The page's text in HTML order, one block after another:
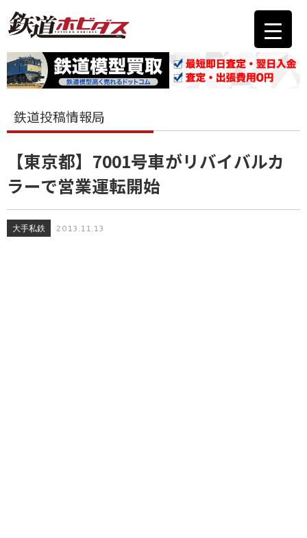
鉄道投稿情報局
【東京都】7001号車がリバイバルカ
ラーで営業運転開始
大手私鉄 2013.11.13